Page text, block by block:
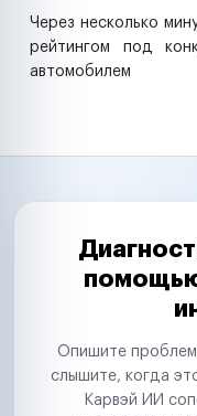
Через несколько
рейтингом под
автомобилем
помощью
Опишите
слышите, когда
Карвэй ИИ